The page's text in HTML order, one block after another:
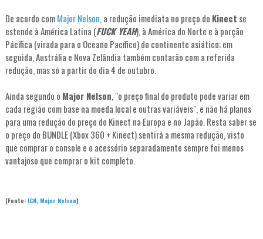
De acordo comMajor Nelson, a redução imediata no preço do Kinect se
estende à América Latina (FUCK YEAH), à América do Norte e à porção
Pácífica (virada para o Oceano Pacífico) do continente asiático; em
seguida, Austrália e Nova Zelândia também contarão com a referida
redução, mas só a partir do dia 4 de outubro.
Ainda segundo o Major Nelson, "o preço final do produto pode variar em
cada região com base na moeda local e outras variáveis", e não há planos
para uma redução do preço do Kinect na Europa e no Japão. Resta saber se
o preço do BUNDLE (Xbox 360 + Kinect) sentirá a mesma redução, visto
que comprar o console e o acessório separadamente sempre foi menos
vantajoso que comprar o kit completo.
[Fonte: IGN, Major Nelson]